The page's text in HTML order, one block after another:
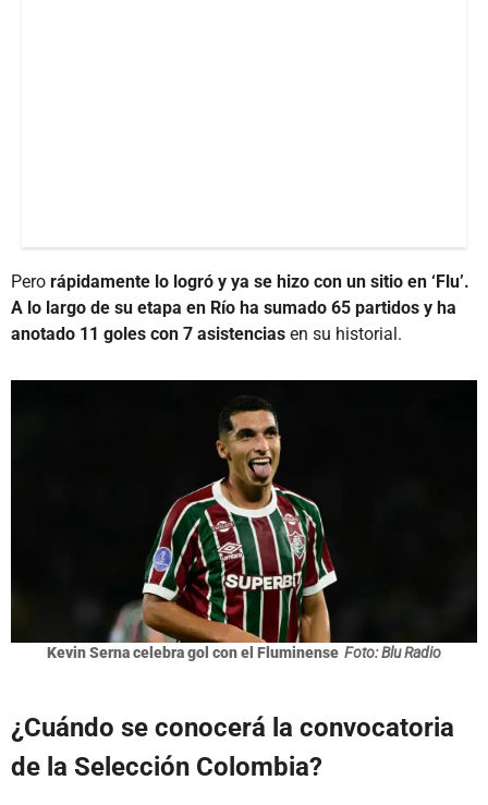
Pero rápidamente lo logró y ya se hizo con un sitio en ‘Flu’.
A lo largo de su etapa en Río ha sumado 65 partidos y ha
anotado 11 goles con 7 asistencias en su historial.
Kevin Serna celebra gol con el Fluminense Foto: Blu Radio
¿Cuándo se conocerá la convocatoria
de la Selección Colombia?